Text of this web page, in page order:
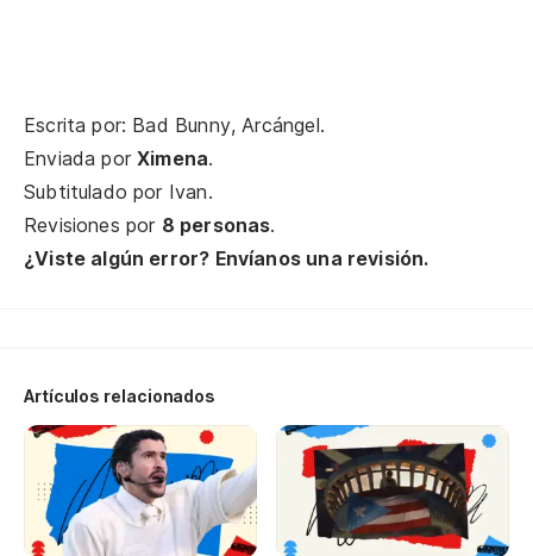
Escrita por: Bad Bunny, Arcángel.
Enviada porXimena.
Subtitulado por Ivan.
Revisiones por 8 personas.
¿Viste algún error? Envíanos una revisión.
Artículos relacionados